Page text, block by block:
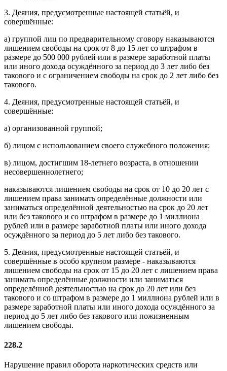
3. Деяния, предусмотренные настоящей статьёй, и
совершённые:
а) группой лиц по предварительному сговору наказываются
лишением свободы на срок от 8 до 15 лет со штрафом в
размере до 500 000 рублей или в размере заработной платы
или иного дохода осуждённого за период до 3 лет либо без
такового и с ограничением свободы на срок до 2 лет либо без
такового.
4. Деяния, предусмотренные настоящей статьёй, и
совершённые:
а) организованной группой;
б) лицом с использованием своего служебного положения;
в) лицом, достигшим 18-летнего возраста, в отношении
несовершеннолетнего;
наказываются лишением свободы на срок от 10 до 20 лет с
лишением права занимать определённые должности или
заниматься определённой деятельностью на срок до 20 лет
или без такового и со штрафом в размере до 1 миллиона
рублей или в размере заработной платы или иного дохода
осуждённого за период до 5 лет либо без такового.
5. Деяния, предусмотренные настоящей статьёй, и
совершённые в особо крупном размере - наказываются
лишением свободы на срок от 15 до 20 лет с лишением права
занимать определённые должности или заниматься
определённой деятельностью на срок до 20 лет или без
такового и со штрафом в размере до 1 миллиона рублей или в
размере заработной платы или иного дохода осуждённого за
период до 5 лет либо без такового или пожизненным
лишением свободы.
228.2
Нарушение правил оборота наркотических средств или